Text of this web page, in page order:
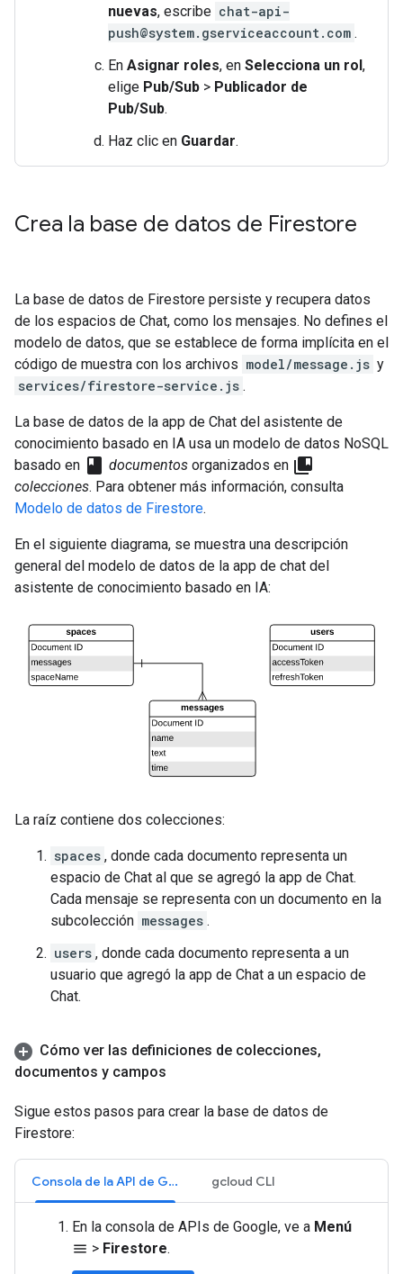
nuevas, escribe chat-api-
push@system.gserviceaccount.com .
En Asignar roles, en Selecciona un rol ,
elige Pub/Sub > Publicador de
Pub/Sub.
Haz clic en Guardar.
Crea la base de datos de Firestore
La base de datos de Firestore persiste y recupera datos
de los espacios de Chat, como los mensajes. No defines el
modelo de datos, que se establece de forma implícita en el
código de muestra con los archivos model/message.js y
services/firestore-service.js .
La base de datos de la app de Chat del asistente de
conocimiento basado en IA usa un modelo de datos NoSQL
basado en class documentos organizados en collections_bookmark
colecciones. Para obtener más información, consulta
Modelo de datos de Firestore.
En el siguiente diagrama, se muestra una descripción
general del modelo de datos de la app de chat del
asistente de conocimiento basado en IA:
La raíz contiene dos colecciones:
spaces , donde cada documento representa un
espacio de Chat al que se agregó la app de Chat.
Cada mensaje se representa con un documento en la
subcolección messages .
users , donde cada documento representa a un
usuario que agregó la app de Chat a un espacio de
Chat.
Cómo ver las definiciones de colecciones,
documentos y campos
Sigue estos pasos para crear la base de datos de
Firestore:
Consola de la API de Google gcloud CLI
En la consola de APIs de Google, ve a Menú
menu > Firestore.